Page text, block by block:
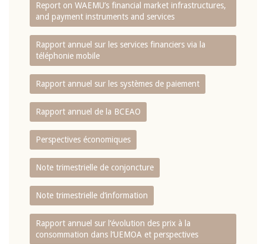
Report on WAEMU’s financial market infrastructures,
and payment instruments and services
Rapport annuel sur les services financiers via la
téléphonie mobile
Rapport annuel sur les systèmes de paiement
Rapport annuel de la BCEAO
Perspectives économiques
Note trimestrielle de conjoncture
Note trimestrielle d‘information
Rapport annuel sur l‘évolution des prix à la
consommation dans l‘UEMOA et perspectives